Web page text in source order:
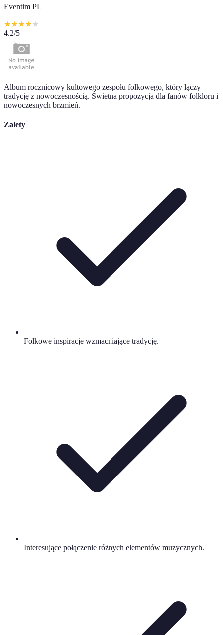
Eventim PL
★★★★★
4.2/5
Album rocznicowy kultowego zespołu folkowego, który łączy
tradycję z nowoczesnością. Świetna propozycja dla fanów folkloru i
nowoczesnych brzmień.
Zalety
Folkowe inspiracje wzmacniające tradycję.
Interesujące połączenie różnych elementów muzycznych.